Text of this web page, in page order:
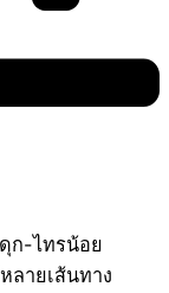
ก-ไทรน้อย
ลายเส้นทาง